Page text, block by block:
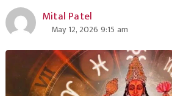
Mital Patel
May 12, 2026 9:15 am